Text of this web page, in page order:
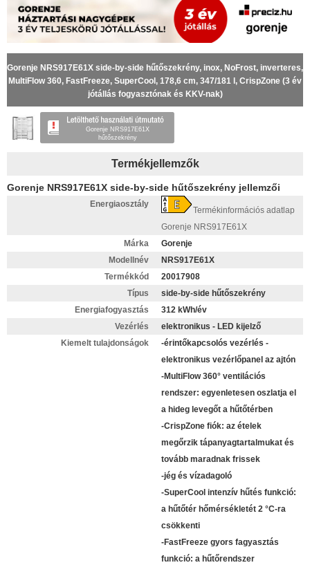
Gorenje NRS917E61X side-by-side hűtőszekrény, inox, NoFrost, inverteres,
MultiFlow 360, FastFreeze, SuperCool, 178,6 cm, 347/181 l, CrispZone (3 év
jótállás fogyasztónak és KKV-nak)
Gorenje NRS917E61X
hűtőszekrény
Termékjellemzők
Gorenje NRS917E61X side-by-side hűtőszekrény jellemzői
Energiaosztály
Termékinformációs adatlap
Gorenje NRS917E61X
Márka
Gorenje
Modellnév
NRS917E61X
Termékkód
20017908
Típus
side-by-side hűtőszekrény
Energiafogyasztás
312 kWh/év
Vezérlés
elektronikus - LED kijelző
Kiemelt tulajdonságok
-érintőkapcsolós vezérlés -
elektronikus vezérlőpanel az ajtón
-MultiFlow 360° ventilációs
rendszer: egyenletesen oszlatja el
a hideg levegőt a hűtőtérben
-CrispZone fiók: az ételek
megőrzik tápanyagtartalmukat és
tovább maradnak frissek
-jég és vízadagoló
-SuperCool intenzív hűtés funkció:
a hűtőtér hőmérsékletét 2 °C-ra
csökkenti
-FastFreeze gyors fagyasztás
funkció: a hűtőrendszer